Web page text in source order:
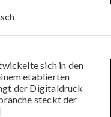
sich in den
etablierten
der Digitaldruck
steckt der